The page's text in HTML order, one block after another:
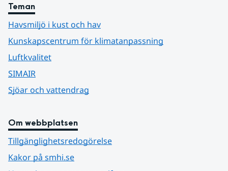
Teman
Havsmiljö i kust och hav
Kunskapscentrum för klimatanpassning
Luftkvalitet
SIMAIR
Sjöar och vattendrag
Om webbplatsen
Tillgänglighetsredogörelse
Kakor på smhi.se